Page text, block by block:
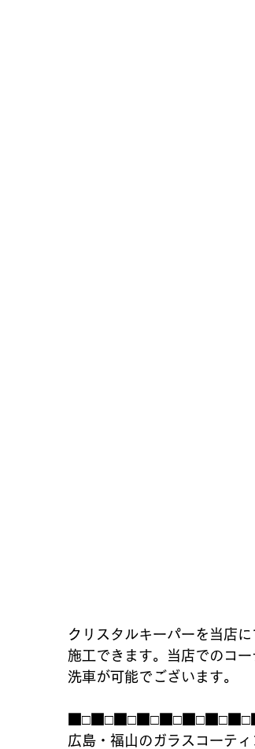
クリスタルキーパーを当店
施工できます。当店でのコ
洗車が可能でございます。
広島・福山のガラスコーテ